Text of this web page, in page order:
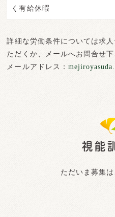
く有給休暇
詳細な労働条件については求
ただくか、メールへお問合せ下
メールアドレス：
視能
ただいま募集は